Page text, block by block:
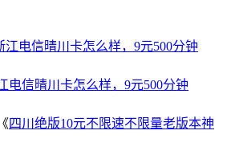
江电信晴川卡怎么样，9元500分钟
电信晴川卡怎么样，9元500分钟
四川绝版10元不限速不限量老版本神